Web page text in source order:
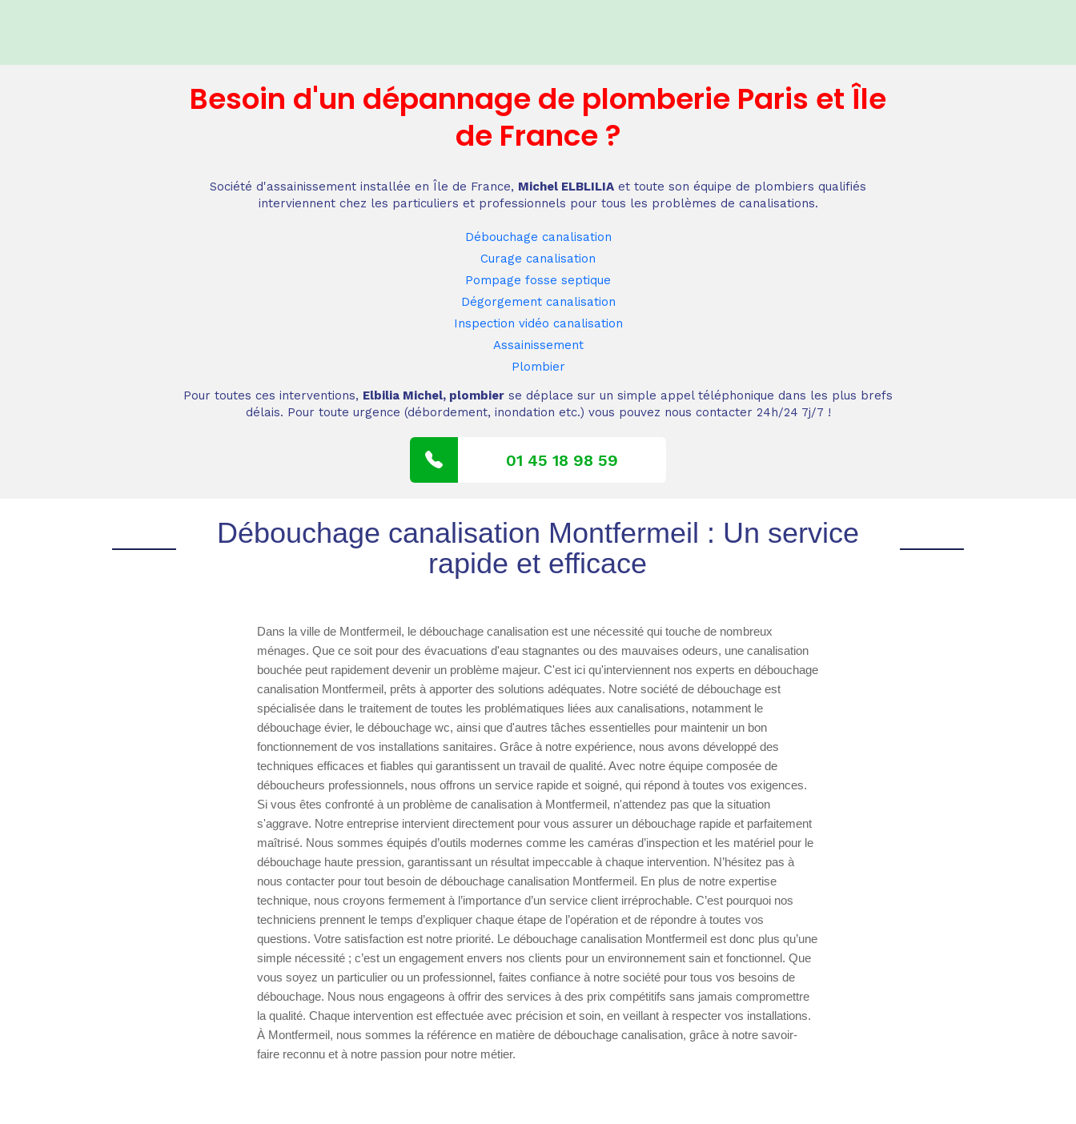
Besoin d'un dépannagede plomberie Paris et Île
de France?
Société d'assainissement installée en Île de France, Michel ELBLILIA et toute son équipe de plombiers qualifiés
interviennent chez les particuliers et professionnels pour tous les problèmes de canalisations.
Débouchage canalisation
Curage canalisation
Pompage fosse septique
Dégorgement canalisation
Inspection vidéo canalisation
Assainissement
Plombier
Pour toutes ces interventions, Elbilia Michel, plombier se déplace sur un simple appel téléphonique dans les plus brefs
délais. Pour toute urgence (débordement, inondation etc.) vous pouvez nous contacter 24h/24 7j/7 !
01 45 18 98 59
Débouchage canalisation Montfermeil : Un service
rapide et efficace
Dans la ville de Montfermeil, le débouchage canalisation est une nécessité qui touche de nombreux
ménages. Que ce soit pour des évacuations d'eau stagnantes ou des mauvaises odeurs, une canalisation
bouchée peut rapidement devenir un problème majeur. C'est ici qu'interviennent nos experts en débouchage
canalisation Montfermeil, prêts à apporter des solutions adéquates. Notre société de débouchage est
spécialisée dans le traitement de toutes les problématiques liées aux canalisations, notamment le
débouchage évier, le débouchage wc, ainsi que d'autres tâches essentielles pour maintenir un bon
fonctionnement de vos installations sanitaires. Grâce à notre expérience, nous avons développé des
techniques efficaces et fiables qui garantissent un travail de qualité. Avec notre équipe composée de
déboucheurs professionnels, nous offrons un service rapide et soigné, qui répond à toutes vos exigences.
Si vous êtes confronté à un problème de canalisation à Montfermeil, n'attendez pas que la situation
s'aggrave. Notre entreprise intervient directement pour vous assurer un débouchage rapide et parfaitement
maîtrisé. Nous sommes équipés d’outils modernes comme les caméras d’inspection et les matériel pour le
débouchage haute pression, garantissant un résultat impeccable à chaque intervention. N’hésitez pas à
nous contacter pour tout besoin de débouchage canalisation Montfermeil. En plus de notre expertise
technique, nous croyons fermement à l’importance d’un service client irréprochable. C’est pourquoi nos
techniciens prennent le temps d’expliquer chaque étape de l’opération et de répondre à toutes vos
questions. Votre satisfaction est notre priorité. Le débouchage canalisation Montfermeil est donc plus qu’une
simple nécessité ; c’est un engagement envers nos clients pour un environnement sain et fonctionnel. Que
vous soyez un particulier ou un professionnel, faites confiance à notre société pour tous vos besoins de
débouchage. Nous nous engageons à offrir des services à des prix compétitifs sans jamais compromettre
la qualité. Chaque intervention est effectuée avec précision et soin, en veillant à respecter vos installations.
À Montfermeil, nous sommes la référence en matière de débouchage canalisation, grâce à notre savoir-
faire reconnu et à notre passion pour notre métier.